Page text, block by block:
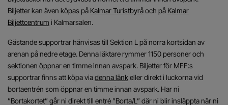
Biljetter kan även köpas på Kalmar Turistbyråoch på Kalmar
Biljettcentrum i Kalmarsalen.
Gästande supportrar hänvisas till Sektion L på norra kortsidan av
arenan på nedre etage. Denna läktare rymmer 1150 personer och
sektionen öppnar en timme innan avspark. Biljetter för MFF:s
supportrar finns att köpa viadenna länkeller direkt i luckorna vid
bortaentrén som öppnar en timme innan avspark. Har ni
”Bortakortet” går ni direkt till entré ”Borta/L” där ni blir insläppta när ni